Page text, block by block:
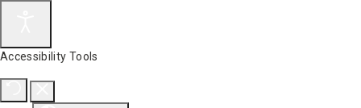
Accessibility Tools